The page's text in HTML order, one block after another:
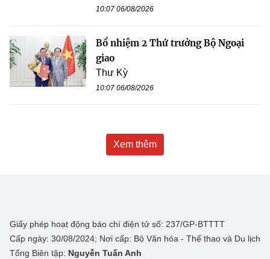
10:07 06/08/2026
Bổ nhiệm 2 Thứ trưởng Bộ Ngoại
giao
Thư Kỳ
10:07 06/08/2026
Xem thêm
Giấy phép hoạt động báo chí điện tử số: 237/GP-BTTTT
Cấp ngày: 30/08/2024; Nơi cấp: Bộ Văn hóa - Thể thao và Du lịch
Tổng Biên tập: Nguyễn Tuấn Anh